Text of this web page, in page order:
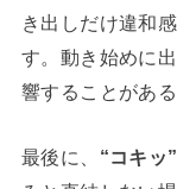
き出しだけ違和
す。動き始めに
響することがあ
最後に、 “コキッ